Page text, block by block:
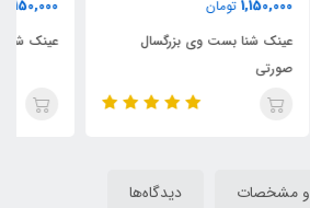
1,150,000
عینک شنا بست وی بزرگسال مشکی
و مشخصات دیدگاه‌ها